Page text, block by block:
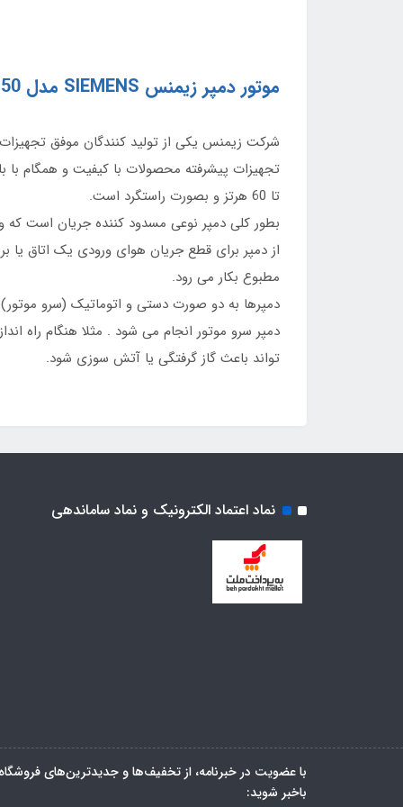
موتور دمپر زیمنس SIEMENS مدل
شرکت زیمنس یکی از تولید کنندگان موفق
تا 60 هرتز و بصورت راستگرد است.
بطور کلی دمپر نوعی مسدود کننده جریان است که
از دمپر برای قطع جریان هوای ورودی یک اتاق یا
مطبوع بکار می رود.
دمپرها به دو صورت دستی و اتوماتیک (سرو
دمپر سرو موتور انجام می شود . مثلا هنگام راه
تواند باعث گاز گرفتگی یا آتش سوزی شود.
نماد اعتماد الکترونیک و نماد ساماندهی
با عضویت در خبرنامه، از تخفیف‌ها و جدیدترین‌های فروشگاه
باخبر شوید: